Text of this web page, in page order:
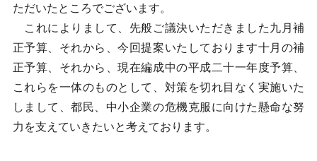
ただいたところでございます。
これによりまして、先般ご議決いただきました九月補
正予算、それから、今回提案いたしております十月の補
正予算、それから、現在編成中の平成二十一年度予算、
これらを一体のものとして、対策を切れ目なく実施いた
しまして、都民、中小企業の危機克服に向けた懸命な努
力を支えていきたいと考えております。